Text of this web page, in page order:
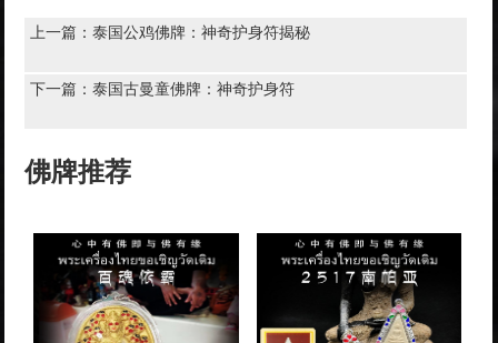
上一篇：泰国公鸡佛牌：神奇护身符揭秘
下一篇：泰国古曼童佛牌：神奇护身符
佛牌推荐